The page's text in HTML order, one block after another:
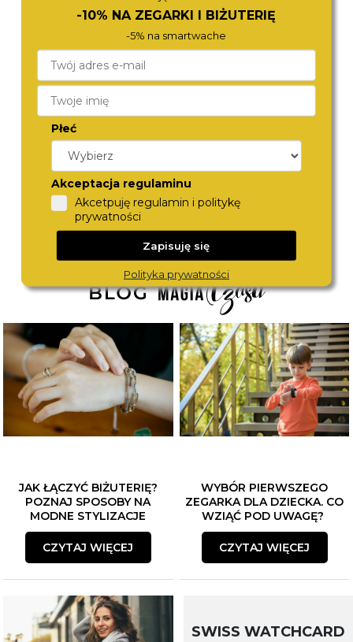
ZEPPELIN
9668-5
1 580,-
ZEPPELIN
1 580,-
JAK ŁĄCZYĆ BIŻUTERIĘ?
POZNAJ SPOSOBY NA
MODNE STYLIZACJE
CZYTAJ WIĘCEJ
WYBÓR PIERWSZEGO
ZEGARKA DLA DZIECKA. CO
WZIĄĆ POD UWAGĘ?
CZYTAJ WIĘCEJ
SWISS WATCHCARD
-10% NA ZEGARKI I BIŻUTERIĘ
-5% na smartwache
Płeć
Akceptacja regulaminu
Akcetpuję regulamin i politykę
prywatności
Zapisuję się
Polityka prywatności